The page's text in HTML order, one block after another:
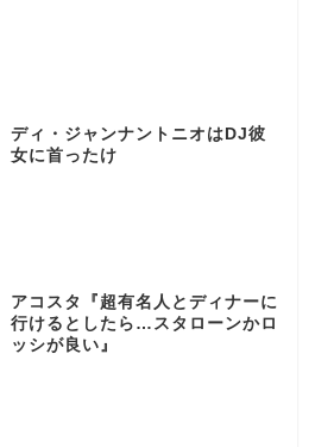
ディ・ジャンナントニオはDJ彼
女に首ったけ
アコスタ『超有名人とディナーに
行けるとしたら…スタローンかロ
ッシが良い』